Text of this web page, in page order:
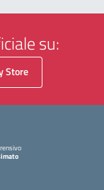
su:
Store